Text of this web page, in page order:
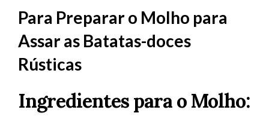
Para Preparar o Molho para
Assar as Batatas-doces
Rústicas
Ingredientes para o Molho: